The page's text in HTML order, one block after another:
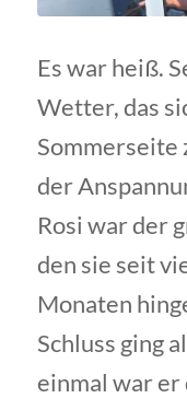
Es war heiß.
Wetter, das
Sommerseite
der
Rosi war der
den sie seit
Monaten
Schluss ging
einmal war er